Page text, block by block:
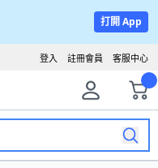
打開 App
客服中心
註冊會員
登入